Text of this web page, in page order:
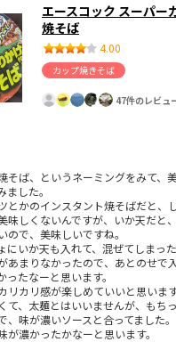
エースコック スーパー
焼そば
4.00
カップ焼きそば
47件のレビュ
そば、というネーミングをみて、
した。
とかのインスタント焼そばだと、
味しくないんですが、いか天だと
ので、美味しいですね。
にいか天も入れて、混ぜてしまっ
あまりなかったので、あとのせで
たなーと思います。
リカリ感が楽しめていいと思います
て、太麺とはいいませんが、もち
、味が濃いソースと合ってました。
が濃かったかなーと思います。